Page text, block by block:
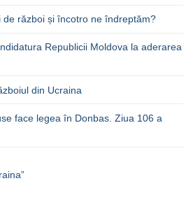
război și încotro ne îndreptăm?
Republicii Moldova la aderarea
din Ucraina
face legea în Donbas. Ziua 106 a